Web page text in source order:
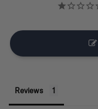
Reviews